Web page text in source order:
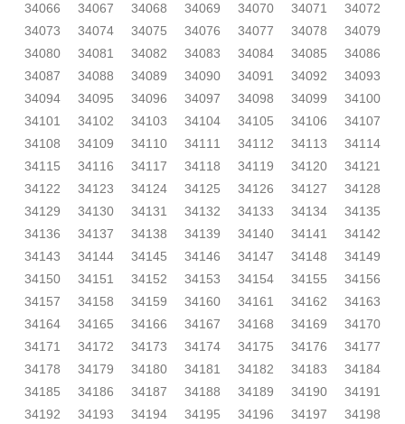
34066
34067 34068 34069 34070 34071
34072
34073
34074 34075 34076 34077 34078
34079
34080
34081 34082 34083 34084 34085
34086
34087
34088 34089 34090 34091 34092
34093
34094
34095 34096 34097 34098 34099
34100
34101
34102 34103 34104 34105 34106
34107
34108
34109 34110 34111 34112 34113
34114
34115
34116 34117 34118 34119 34120
34121
34122
34123 34124 34125 34126 34127
34128
34129
34130 34131 34132 34133 34134
34135
34136
34137 34138 34139 34140 34141
34142
34143
34144 34145 34146 34147 34148
34149
34150
34151 34152 34153 34154 34155
34156
34157
34158 34159 34160 34161 34162
34163
34164
34165 34166 34167 34168 34169
34170
34171
34172 34173 34174 34175 34176
34177
34178
34179 34180 34181 34182 34183
34184
34185
34186 34187 34188 34189 34190
34191
34192
34193 34194 34195 34196 34197
34198